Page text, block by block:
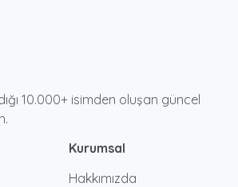
10.000+ isimden oluşan güncel
Kurumsal
Hakkımızda